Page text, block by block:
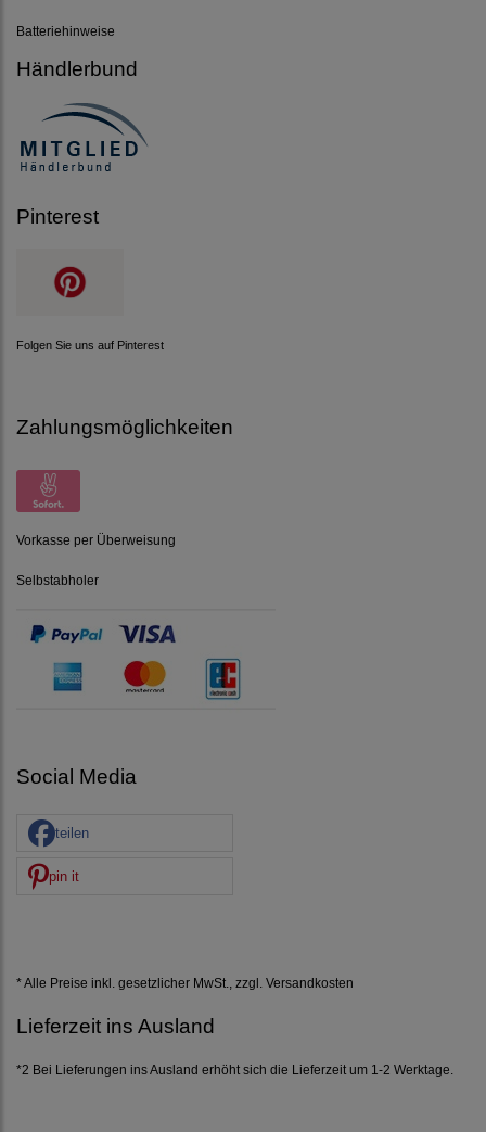
Batteriehinweise
Händlerbund
Pinterest
Folgen Sie uns auf Pinterest
Zahlungsmöglichkeiten
Vorkasse per Überweisung
Selbstabholer
Social Media
teilen
pin it
* Alle Preise inkl. gesetzlicher MwSt., zzgl. Versandkosten
Lieferzeit ins Ausland
*2 Bei Lieferungen ins Ausland erhöht sich die Lieferzeit um 1-2 Werktage.